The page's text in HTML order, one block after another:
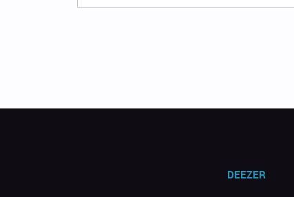
DEEZER